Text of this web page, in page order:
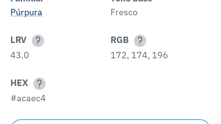
Púrpura
Fresco
LRV
43.0
RGB
172, 174, 196
HEX
#acaec4